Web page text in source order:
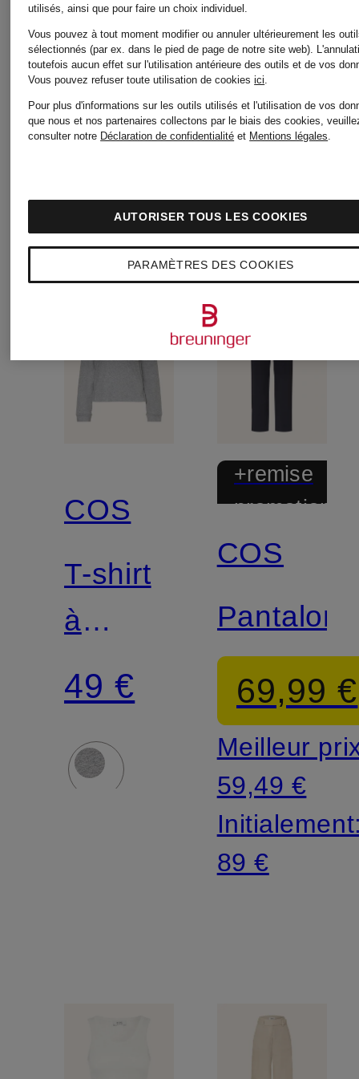
Meilleur prix:
75,65 €
Initialement:
89 €
COS
T-shirt
à
manches
longues
49 €
+remise
COS
Pantalons
69,99 €
Meilleur
59,49 €
89 €
utilisés, ainsi que pour faire un choix individuel.
Vous pouvez à tout moment modifier ou annuler ultérieurement les
sélectionnés (par ex. dans le pied de page de notre site web).
toutefois aucun effet sur l'utilisation antérieure des outils et de vos
Vous pouvez refuser toute utilisation de cookiesici.
Pour plus d'informations sur les outils utilisés et l'utilisation de vos
que nous et nos partenaires collectons par le biais des cookies,
consulter notre Déclaration de confidentialité et Mentions légales.
PARAMÈTRES DES COOKIES
AUTORISER TOUS LES COOKIES